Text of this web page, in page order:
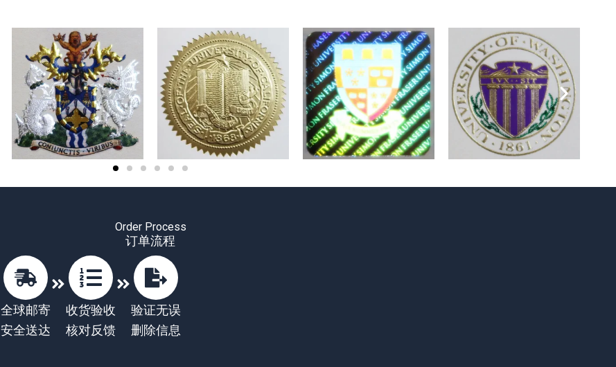
Order Process
订单流程
全球邮寄
安全送达
收货验收
核对反馈
验证无误
删除信息